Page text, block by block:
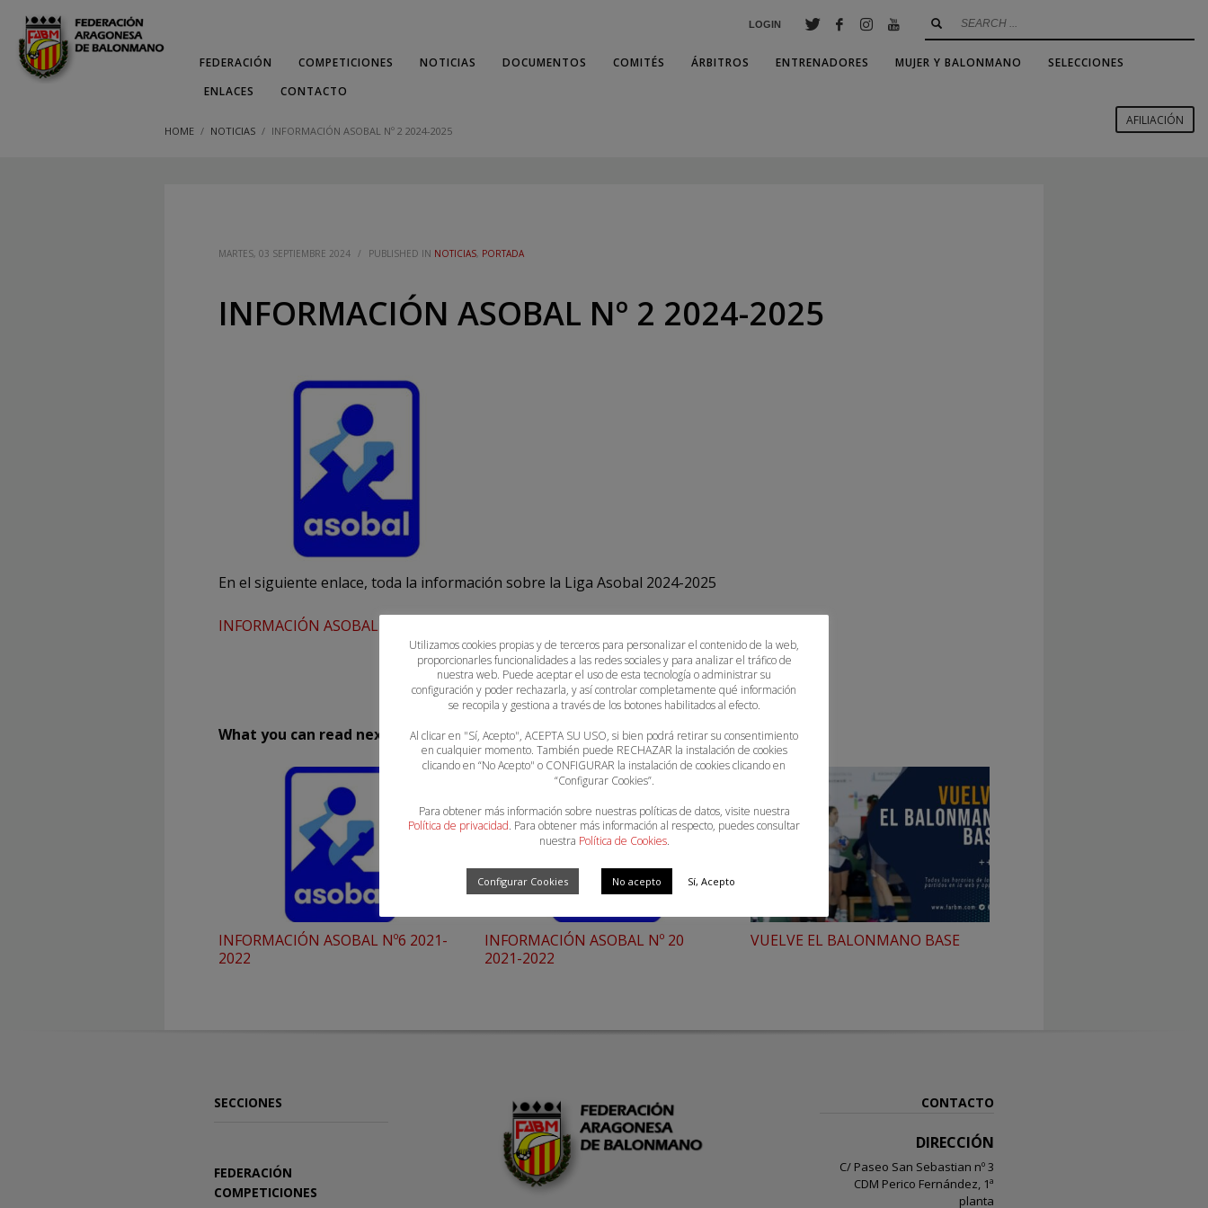
LOGIN
FEDERACIÓN COMPETICIONES NOTICIAS DOCUMENTOS COMITÉS ÁRBITROS ENTRENADORES MUJER Y BALONMANO
SELECCIONES
ENLACES
CONTACTO
AFILIACIÓN
HOME NOTICIAS INFORMACIÓN ASOBAL Nº 2 2024-2025
MARTES, 03 SEPTIEMBRE 2024 / PUBLISHED IN NOTICIAS, PORTADA
INFORMACIÓN ASOBAL Nº 2 2024-2025
En el siguiente enlace, toda la información sobre la Liga Asobal 2024-2025
INFORMACIÓN ASOBAL Nº 2 2024-2025
What you can read next
INFORMACIÓN ASOBAL Nº6 2021-
2022
INFORMACIÓN ASOBAL Nº 20
2021-2022
VUELVE EL BALONMANO BASE
SECCIONES
FEDERACIÓN
COMPETICIONES
CONTACTO
DIRECCIÓN
C/ Paseo San Sebastian nº 3
CDM Perico Fernández, 1ª
planta
Utilizamos cookies propias y de terceros para personalizar el contenido de la web,
proporcionarles funcionalidades a las redes sociales y para analizar el tráfico de
nuestra web. Puede aceptar el uso de esta tecnología o administrar su
configuración y poder rechazarla, y así controlar completamente qué información
se recopila y gestiona a través de los botones habilitados al efecto.
Al clicar en "Sí, Acepto", ACEPTA SU USO, si bien podrá retirar su consentimiento
en cualquier momento. También puede RECHAZAR la instalación de cookies
clicando en “No Acepto" o CONFIGURAR la instalación de cookies clicando en
“Configurar Cookies”.
Para obtener más información sobre nuestras políticas de datos, visite nuestra
Política de privacidad. Para obtener más información al respecto, puedes consultar
nuestra Política de Cookies.
Configurar Cookies No acepto Sí, Acepto